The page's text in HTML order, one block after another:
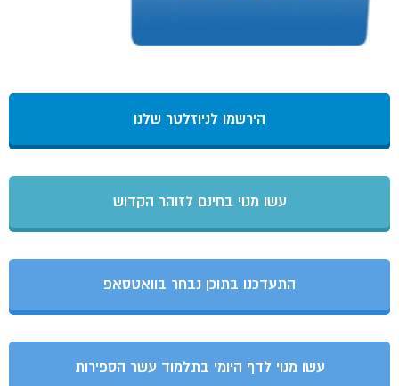
הירשמו לניוזלטר שלנו
עשו מנוי בחינם לזוהר הקדוש
התעדכנו בתוכן נבחר בוואטסאפ
עשו מנוי לדף היומי בתלמוד עשר הספירות